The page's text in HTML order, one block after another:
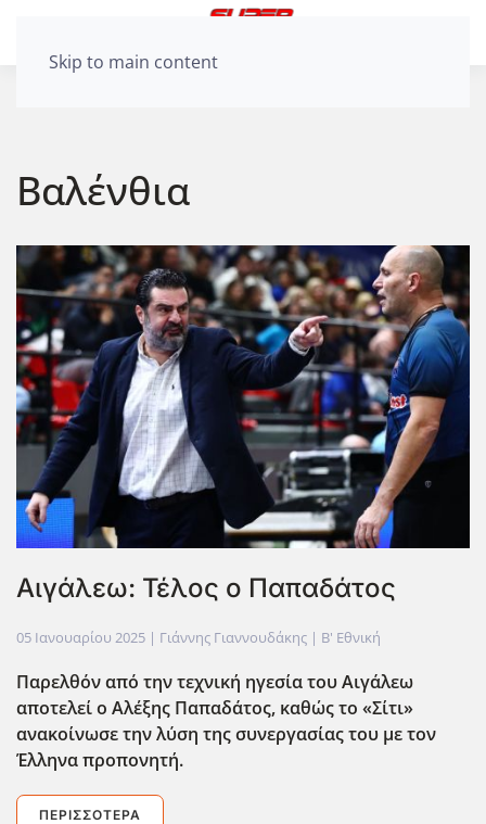
Skip to main content
Βαλένθια
Αιγάλεω: Τέλος ο Παπαδάτος
05 Ιανουαρίου 2025 | Γιάννης Γιαννουδάκης | Β' Εθνική
Παρελθόν από την τεχνική ηγεσία του Αιγάλεω
αποτελεί ο Αλέξης Παπαδάτος, καθώς το «Σίτι»
ανακοίνωσε την λύση της συνεργασίας του με τον
Έλληνα προπονητή.
ΠΕΡΙΣΣΌΤΕΡΑ